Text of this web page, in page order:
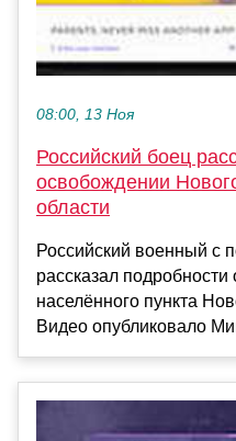
08:00, 13 Ноя
Российский боец
освобождении
области
Российский военный с
рассказал
населённого пункта
Видео опубликовало